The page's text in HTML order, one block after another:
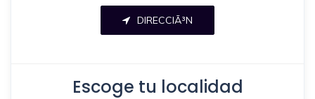
DIRECCIÃ³N
Escoge tu localidad